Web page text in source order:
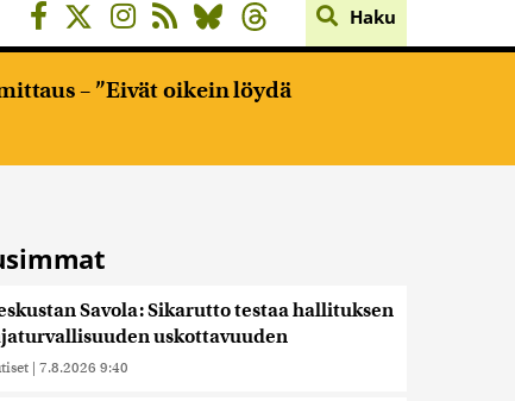
Haku
– ”Eivät oikein löydä
Savola: Sikarutto testaa hallituksen
uskottavuuden
| 7.8.2026 9:40